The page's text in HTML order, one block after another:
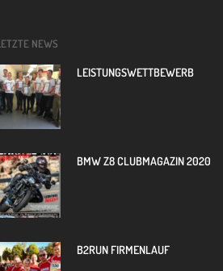
NEWS
LEISTUNGSWETTBEWERB
BMW Z8 CLUBMAGAZIN 2020
B2RUN FIRMENLAUF